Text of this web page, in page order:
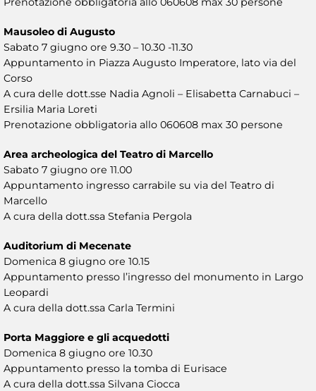
Mausoleo di Augusto
Sabato 7 giugno ore 9.30 – 10.30 -11.30
Appuntamento in Piazza Augusto Imperatore, lato via del
Corso
A cura delle dott.sse Nadia Agnoli – Elisabetta Carnabuci –
Ersilia Maria Loreti
Prenotazione obbligatoria allo 060608 max 30 persone
Area archeologica del Teatro di Marcello
Sabato 7 giugno ore 11.00
Appuntamento ingresso carrabile su via del Teatro di
Marcello
A cura della dott.ssa Stefania Pergola
Auditorium di Mecenate
Domenica 8 giugno ore 10.15
Appuntamento presso l’ingresso del monumento in Largo
Leopardi
A cura della dott.ssa Carla Termini
Porta Maggiore e gli acquedotti
Domenica 8 giugno ore 10.30
Appuntamento presso la tomba di Eurisace
A cura della dott.ssa Silvana Ciocca